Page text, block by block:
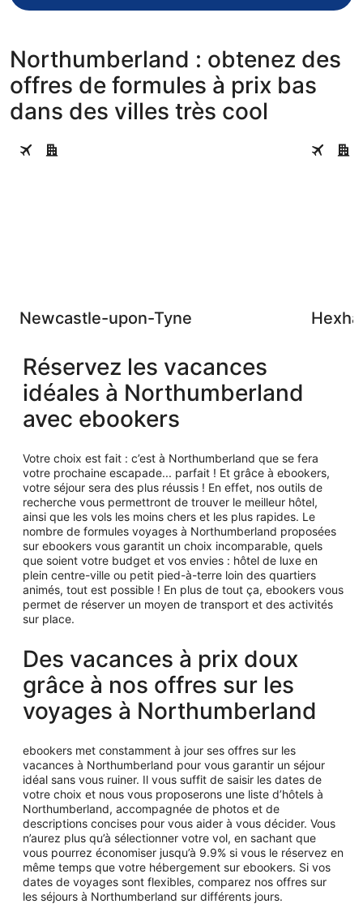
Northumberland : obtenez des
offres de formules à prix bas
dans des villes très cool
Newcastle-upon-Tyne
Newcastle-upon-Tyne Hexham
Réservez les vacances
idéales à Northumberland
avec ebookers
Votre choix est fait : c’est à Northumberland que se fera
votre prochaine escapade... parfait ! Et grâce à ebookers,
votre séjour sera des plus réussis ! En effet, nos outils de
recherche vous permettront de trouver le meilleur hôtel,
ainsi que les vols les moins chers et les plus rapides. Le
nombre de formules voyages à Northumberland proposées
sur ebookers vous garantit un choix incomparable, quels
que soient votre budget et vos envies : hôtel de luxe en
plein centre-ville ou petit pied-à-terre loin des quartiers
animés, tout est possible ! En plus de tout ça, ebookers vous
permet de réserver un moyen de transport et des activités
sur place.
Des vacances à prix doux
grâce à nos offres sur les
voyages à Northumberland
ebookers met constamment à jour ses offres sur les
vacances à Northumberland pour vous garantir un séjour
idéal sans vous ruiner. Il vous suffit de saisir les dates de
votre choix et nous vous proposerons une liste d’hôtels à
Northumberland, accompagnée de photos et de
descriptions concises pour vous aider à vous décider. Vous
n’aurez plus qu’à sélectionner votre vol, en sachant que
vous pourrez économiser jusqu’à 9.9% si vous le réservez en
même temps que votre hébergement sur ebookers. Si vos
dates de voyages sont flexibles, comparez nos offres sur
les séjours à Northumberland sur différents jours.